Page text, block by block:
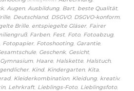
, Augen, Ausbildung, Bart, beste Qualität,
, Deutschland, DSGVO, DSGVO-konform,
Brille, entspiegelte Gläser, Fairer
, Farben, Fest, Foto, Fotoabzug,
, Fotopapier, Fotoshooting, Garantie,
, Geschenk, Gesicht,
Gymnasium, Haare, Halskette, Halstuch,
, Kind, Kindergarten, Kita,
, Kleiderkombination, Kleidung, kreativ,
, Lehrkraft, Lieblings-Foto, Lieblingsfoto,